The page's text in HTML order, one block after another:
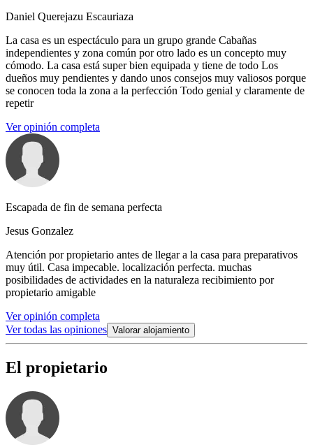
Daniel Querejazu Escauriaza
La casa es un espectáculo para un grupo grande Cabañas
independientes y zona común por otro lado es un concepto muy
cómodo. La casa está super bien equipada y tiene de todo Los
dueños muy pendientes y dando unos consejos muy valiosos porque
se conocen toda la zona a la perfección Todo genial y claramente de
repetir
Ver opinión completa
Escapada de fin de semana perfecta
Jesus Gonzalez
Atención por propietario antes de llegar a la casa para preparativos
muy útil. Casa impecable. localización perfecta. muchas
posibilidades de actividades en la naturaleza recibimiento por
propietario amigable
Ver opinión completa
Ver todas las opiniones Valorar alojamiento
El propietario